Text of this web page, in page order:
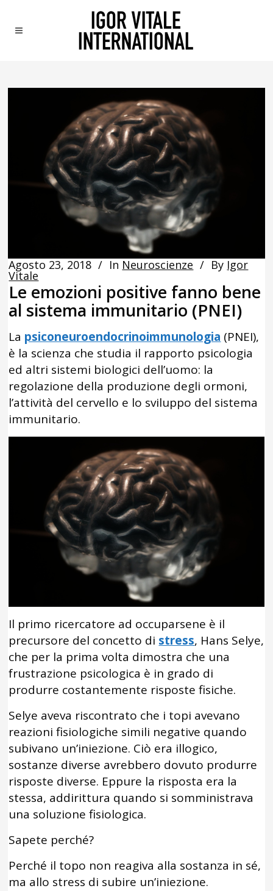
Agosto 23, 2018 In Neuroscienze By Igor
Vitale
Le emozioni positive fanno bene
al sistema immunitario (PNEI)
La psiconeuroendocrinoimmunologia (PNEI),
è la scienza che studia il rapporto psicologia
ed altri sistemi biologici dell’uomo: la
regolazione della produzione degli ormoni,
l’attività del cervello e lo sviluppo del sistema
immunitario.
Il primo ricercatore ad occuparsene è il
precursore del concetto di stress, Hans Selye,
che per la prima volta dimostra che una
frustrazione psicologica è in grado di
produrre costantemente risposte fisiche.
Selye aveva riscontrato che i topi avevano
reazioni fisiologiche simili negative quando
subivano un’iniezione. Ciò era illogico,
sostanze diverse avrebbero dovuto produrre
risposte diverse. Eppure la risposta era la
stessa, addirittura quando si somministrava
una soluzione fisiologica.
Sapete perché?
Perché il topo non reagiva alla sostanza in sé,
ma allo stress di subire un’iniezione.